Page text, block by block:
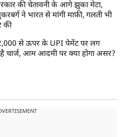
की चेतावनी के आगे झुका मेटा,
ने भारत से मांगी माफ़ी, गलती भी
की
से ऊपर के UPI पेमेंट पर लग
चार्ज, आम आदमी पर क्या होगा असर?